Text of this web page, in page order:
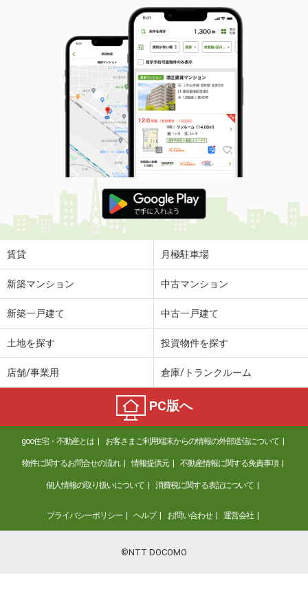
賃貸 月極駐車場
新築マンション 中古マンション
新築一戸建て 中古一戸建て
土地を探す 投資物件を探す
店舗/事業用 倉庫/トランクルーム
PC版へ
goo住宅・不動産とは お客さまご利用端末からの情報の外部送信について
物件に関するお問合せの流れ 情報提供元 不動産情報に関する免責事項
個人情報の取り扱いについて 消費税に関する表記について
プライバシーポリシー ヘルプ お問い合わせ 運営会社
©NTT DOCOMO